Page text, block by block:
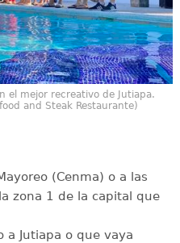
el mejor recreativo de Jutiapa.
and Steak Restaurante)
(Cenma) o a las
zona 1 de la capital que
a Jutiapa o que vaya